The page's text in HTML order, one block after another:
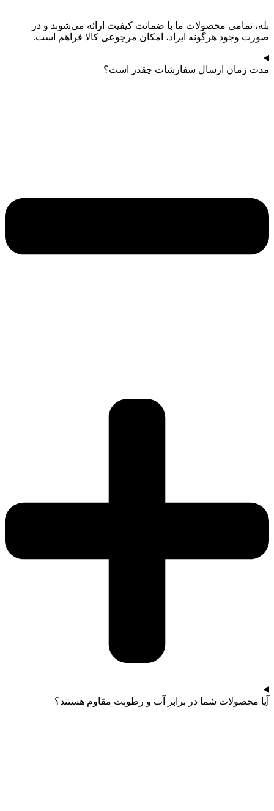
بله، تمامی محصولات ما با ضمانت کیفیت ارائه می‌شوند و در
صورت وجود هرگونه ایراد، امکان مرجوعی کالا فراهم است.
مدت زمان ارسال سفارشات چقدر است؟
آیا محصولات شما در برابر آب و رطوبت مقاوم هستند؟